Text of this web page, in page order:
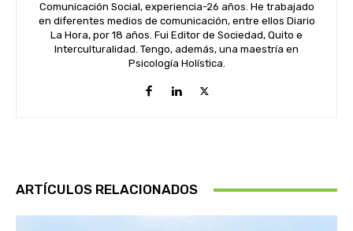
Comunicación Social, experiencia-26 años. He trabajado
en diferentes medios de comunicación, entre ellos Diario
La Hora, por 18 años. Fui Editor de Sociedad, Quito e
Interculturalidad. Tengo, además, una maestría en
Psicología Holística.
ARTÍCULOS RELACIONADOS